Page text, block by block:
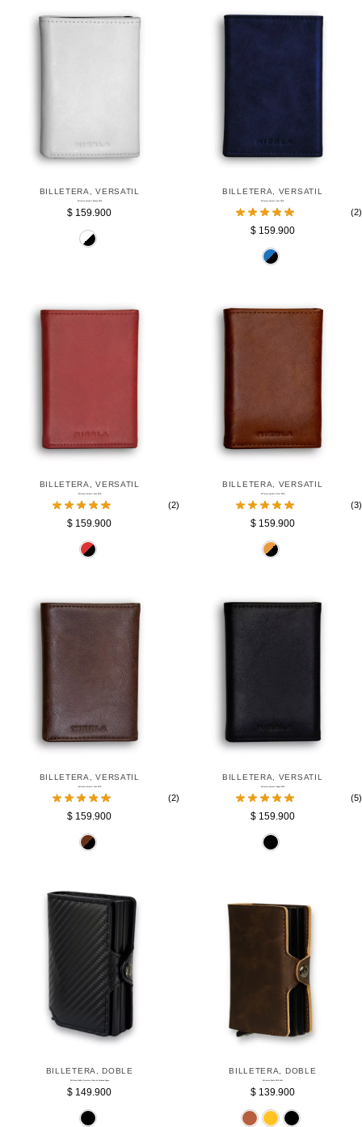
BILLETERA,VERSATIL
$ 159.900
BILLETERA, VERSATIL
(2)
$159.900
BILLETERA,VERSATIL
(2)
$ 159.900
BILLETERA, VERSATIL
(3)
$159.900
BILLETERA,VERSATIL
(2)
$ 159.900
BILLETERA, VERSATIL
(5)
$159.900
BILLETERA ,DOBLE
$ 149.900
BILLETERA DOBLE
$139.900